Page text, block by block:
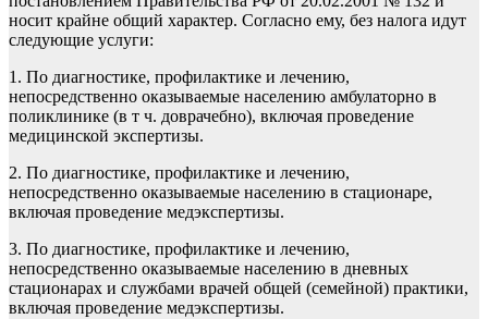
носит крайне общий характер. Согласно ему, без налога идут
следующие услуги:
1. По диагностике, профилактике и лечению,
непосредственно оказываемые населению амбулаторно в
поликлинике (в т ч. доврачебно), включая проведение
медицинской экспертизы.
2. По диагностике, профилактике и лечению,
непосредственно оказываемые населению в стационаре,
включая проведение медэкспертизы.
3. По диагностике, профилактике и лечению,
непосредственно оказываемые населению в дневных
стационарах и службами врачей общей (семейной) практики,
включая проведение медэкспертизы.